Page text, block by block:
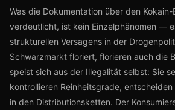
Was die Dokumentation über den Kokain-
verdeutlicht, ist kein Einzelphänomen —
strukturellen Versagens in der
Schwarzmarkt floriert, florieren auch die
speist sich aus der Illegalität selbst: Sie
kontrollieren Reinheitsgrade,
in den Distributionsketten. Der